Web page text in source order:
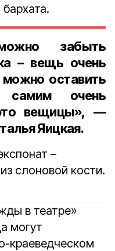
забыть
– вещь очень
оставить
очень
вещицы», —
Яицкая.
–
слоновой кости.
в театре»
могут
краеведческом